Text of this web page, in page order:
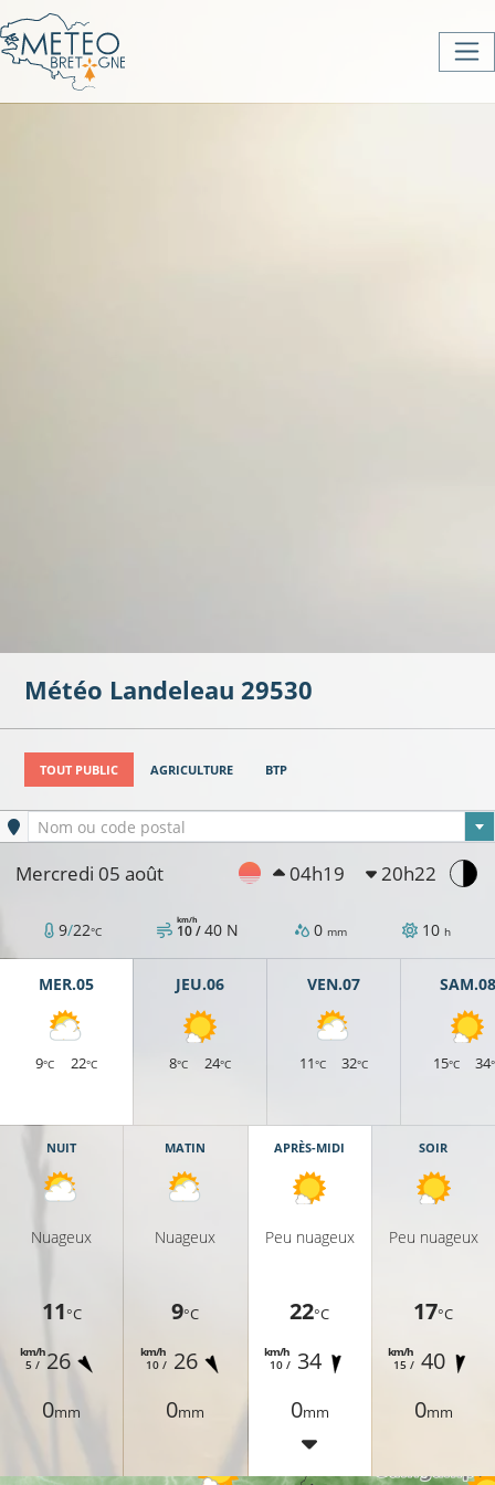
Météo Landeleau 29530
TOUT PUBLIC AGRICULTURE BTP
Ville sélectionnée
Nom ou code postal
Mercredi 05 août 04h19 20h22
9/22°C 10 /
km/h 40 N 0 mm 10 h
MER.05
9°C 22°C
JEU.06
8°C 24°C
VEN.07
11°C 32°C
SAM.08
15°C 34
NUIT
Nuageux
11°C
5 /
km/h26
0mm
MATIN
Nuageux
9°C
10 /
km/h 26
0mm
APRÈS-MIDI
Peu nuageux
22°C
10 /
km/h 34
0mm
SOIR
Peu nuageux
17°C
15 /
km/h 40
0mm